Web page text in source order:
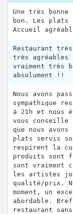
Une très
bon. Les
Accueil
Restaurant
très
vraiment très
absolument !!
Nous avons
sympathique
à 21h et nous
vous conseille
que nous
plats servis
respirent la
produits sont
sont vraiment
les artistes
qualité/prix.
moment, un
abordable. Bref
restaurant